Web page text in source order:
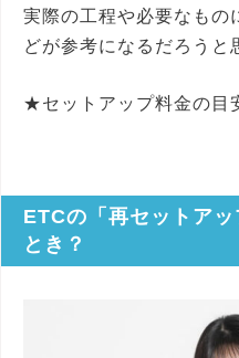
実際の工程や必要なもの
どが参考になるだろうと
★セットアップ料金の目
ETCの「再セットア
とき？